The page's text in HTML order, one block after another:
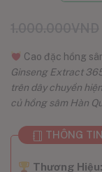
Cao đặc hồng
Ginseng Extract
trên dây chuyền
củ hồng sâm Hàn
THÔNG TIN
Thương Hiệu: